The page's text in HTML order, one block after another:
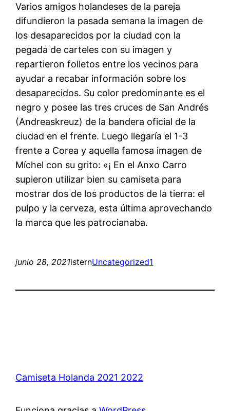
Varios amigos holandeses de la pareja
difundieron la pasada semana la imagen de
los desaparecidos por la ciudad con la
pegada de carteles con su imagen y
repartieron folletos entre los vecinos para
ayudar a recabar información sobre los
desaparecidos. Su color predominante es el
negro y posee las tres cruces de San Andrés
(Andreaskreuz) de la bandera oficial de la
ciudad en el frente. Luego llegaría el 1-3
frente a Corea y aquella famosa imagen de
Míchel con su grito: «¡ En el Anxo Carro
supieron utilizar bien su camiseta para
mostrar dos de los productos de la tierra: el
pulpo y la cerveza, esta última aprovechando
la marca que les patrocianaba.
junio 28, 2021isternUncategorized1
Camiseta Holanda 2021 2022